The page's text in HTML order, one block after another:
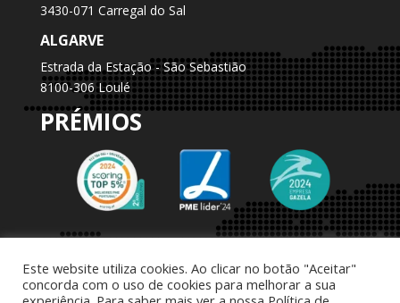
3430-071 Carregal do Sal
ALGARVE
Estrada da Estação - São Sebastião
8100-306 Loulé
PRÉMIOS
Este website utiliza cookies. Ao clicar no botão "Aceitar"
concorda com o uso de cookies para melhorar a sua